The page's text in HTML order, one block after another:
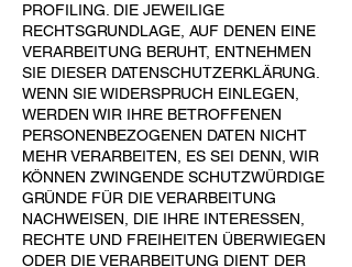
PROFILING. DIE JEWEILIGE
RECHTSGRUNDLAGE, AUF DENEN EINE
VERARBEITUNG BERUHT, ENTNEHMEN
SIE DIESER DATENSCHUTZERKLÄRUNG.
WENN SIE WIDERSPRUCH EINLEGEN,
WERDEN WIR IHRE BETROFFENEN
PERSONENBEZOGENEN DATEN NICHT
MEHR VERARBEITEN, ES SEI DENN, WIR
KÖNNEN ZWINGENDE SCHUTZWÜRDIGE
GRÜNDE FÜR DIE VERARBEITUNG
NACHWEISEN, DIE IHRE INTERESSEN,
RECHTE UND FREIHEITEN ÜBERWIEGEN
ODER DIEVERARBEITUNG DIENT DER